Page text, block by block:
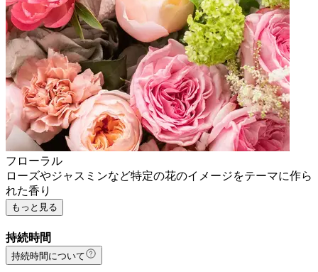
フローラル
ローズやジャスミンなど特定の花のイメージをテーマに作ら
れた香り
もっと見る
持続時間
持続時間について